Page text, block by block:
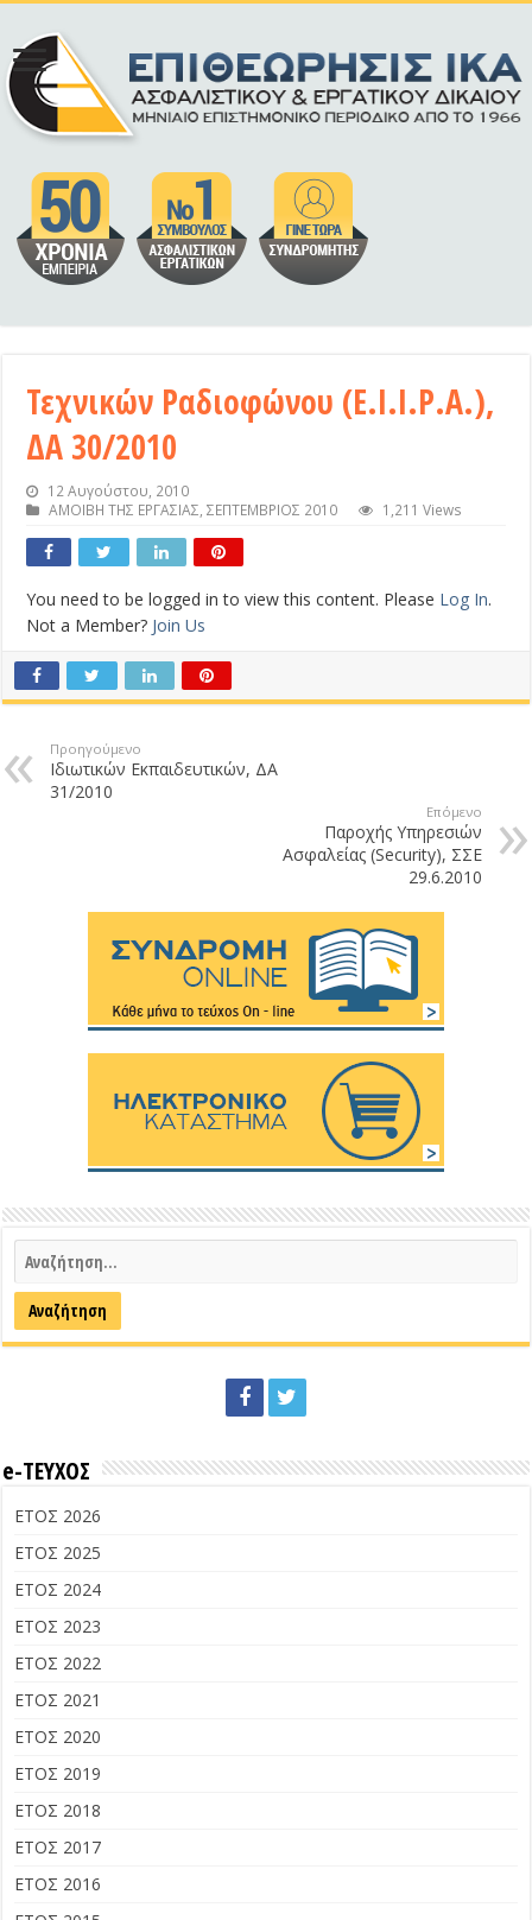
Τεχνικών Ραδιοφώνου (Ε.Ι.Ι.Ρ.Α.),
ΔΑ 30/2010
12 Αυγούστου, 2010
ΑΜΟΙΒΗ ΤΗΣ ΕΡΓΑΣΙΑΣ,ΣΕΠΤΕΜΒΡΙΟΣ 2010 1,211 Views
You need to be logged in to view this content. Please Log In.
Not a Member? Join Us
Προηγούμενο
Ιδιωτικών Εκπαιδευτικών, ΔΑ
31/2010
Επόμενο
Παροχής Υπηρεσιών
Ασφαλείας (Security), ΣΣΕ
29.6.2010
e-ΤΕΥΧΟΣ
ΕΤΟΣ 2026
ΕΤΟΣ 2025
ΕΤΟΣ 2024
ΕΤΟΣ 2023
ΕΤΟΣ 2022
ΕΤΟΣ 2021
ΕΤΟΣ 2020
ΕΤΟΣ 2019
ΕΤΟΣ 2018
ΕΤΟΣ 2017
ΕΤΟΣ 2016